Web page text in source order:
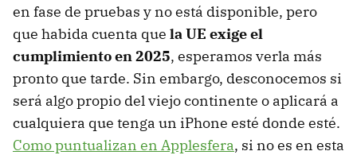
en fase de pruebas y no está disponible, pero
que habida cuenta que la UE exige el
cumplimiento en 2025, esperamos verla más
pronto que tarde. Sin embargo, desconocemos si
será algo propio del viejo continente o aplicará a
cualquiera que tenga un iPhone esté donde esté.
Como puntualizan en Applesfera, si no es en esta